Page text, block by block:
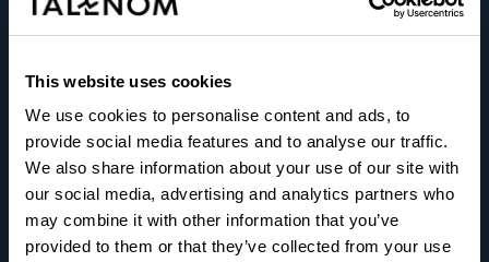
This website uses cookies
We use cookies to personalise content and ads, to
provide social media features and to analyse our traffic.
We also share information about your use of our site with
our social media, advertising and analytics partners who
may combine it with other information that you’ve
provided to them or that they’ve collected from your use
Integraatioportaali
Kokemuksia
Medialle
Oppaat